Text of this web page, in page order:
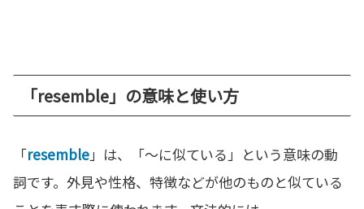
「resemble」の意味と使い方
「resemble」は、「～に似ている」という意味の動
詞です。外見や性格、特徴などが他のものと似ている